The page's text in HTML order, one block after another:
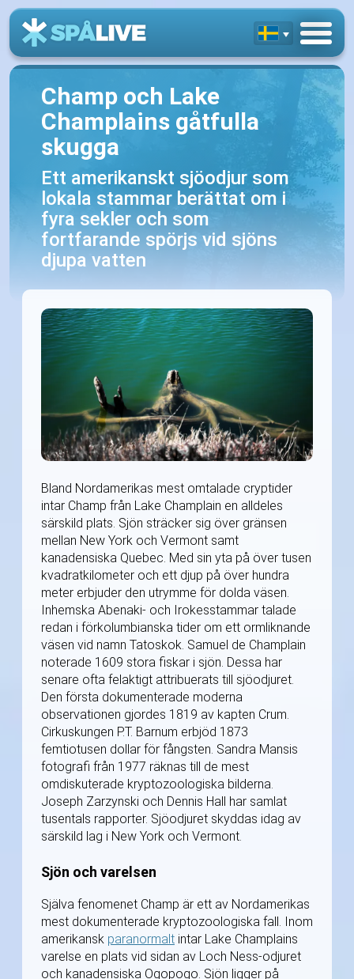
Champ och Lake
Champlains gåtfulla
skugga
Ett amerikanskt sjöodjur som
lokala stammar berättat om i
fyra sekler och som
fortfarande spörjs vid sjöns
djupa vatten
Bland Nordamerikas mest omtalade cryptider
intar Champ från Lake Champlain en alldeles
särskild plats. Sjön sträcker sig över gränsen
mellan New York och Vermont samt
kanadensiska Quebec. Med sin yta på över tusen
kvadratkilometer och ett djup på över hundra
meter erbjuder den utrymme för dolda väsen.
Inhemska Abenaki- och Irokesstammar talade
redan i förkolumbianska tider om ett ormliknande
väsen vid namn Tatoskok. Samuel de Champlain
noterade 1609 stora fiskar i sjön. Dessa har
senare ofta felaktigt attribuerats till sjöodjuret.
Den första dokumenterade moderna
observationen gjordes 1819 av kapten Crum.
Cirkuskungen P.T. Barnum erbjöd 1873
femtiotusen dollar för fångsten. Sandra Mansis
fotografi från 1977 räknas till de mest
omdiskuterade kryptozoologiska bilderna.
Joseph Zarzynski och Dennis Hall har samlat
tusentals rapporter. Sjöodjuret skyddas idag av
särskild lag i New York och Vermont.
Sjön och varelsen
Själva fenomenet Champ är ett av Nordamerikas
mest dokumenterade kryptozoologiska fall. Inom
amerikansk paranormalt intar Lake Champlains
varelse en plats vid sidan av Loch Ness-odjuret
och kanadensiska Ogopogo. Sjön ligger på